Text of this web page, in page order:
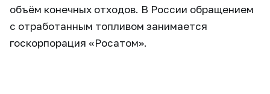
объём конечных отходов. В России обращением
с отработанным топливом занимается
госкорпорация «Росатом».